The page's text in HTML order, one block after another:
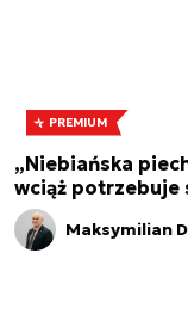
PREMIUM
„Niebiańska
wciąż potrzebuje
Maksymilian